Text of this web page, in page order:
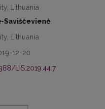
Lithuania
Saviščevienė
Lithuania
12-20
LIS.2019.44.7